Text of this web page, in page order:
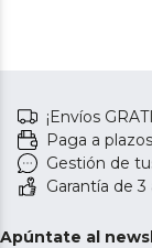
¡Envíos
Paga a plazos
Gestión de
Garantía de
Apúntate al